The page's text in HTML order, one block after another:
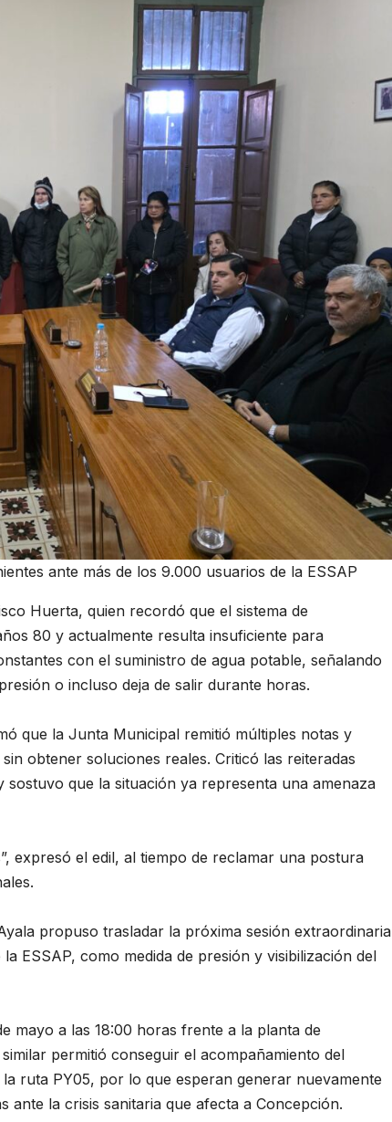
ante más de los 9.000 usuarios de la ESSAP
Huerta, quien recordó que el sistema de
80 y actualmente resulta insuficiente para
con el suministro de agua potable, señalando
o incluso deja de salir durante horas.
que la Junta Municipal remitió múltiples notas y
obtener soluciones reales. Criticó las reiteradas
que la situación ya representa una amenaza
expresó el edil, al tiempo de reclamar una postura
propuso trasladar la próxima sesión extraordinaria
ESSAP, como medida de presión y visibilización del
mayo a las 18:00 horas frente a la planta de
permitió conseguir el acompañamiento del
ruta PY05, por lo que esperan generar nuevamente
la crisis sanitaria que afecta a Concepción.